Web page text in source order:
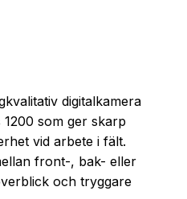
digitalkamera
som ger skarp
vid arbete i fält.
front-, bak- eller
och tryggare